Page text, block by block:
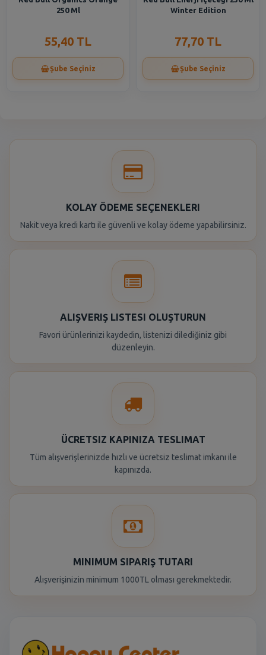
250 Ml
55,40 TL
Şube Seçiniz
Winter Edition
77,70 TL
Şube Seçiniz
KOLAY ÖDEME SEÇENEKLERI
Nakit veya kredi kartı ile güvenli ve kolay ödeme yapabilirsiniz.
ALIŞVERIŞ LISTESI OLUŞTURUN
Favori ürünlerinizi kaydedin, listenizi dilediğiniz gibi
düzenleyin.
ÜCRETSIZ KAPINIZA TESLIMAT
Tüm alışverişlerinizde hızlı ve ücretsiz teslimat imkanı ile
kapınızda.
MINIMUM SIPARIŞ TUTARI
Alışverişinizin minimum 1000TL olması gerekmektedir.